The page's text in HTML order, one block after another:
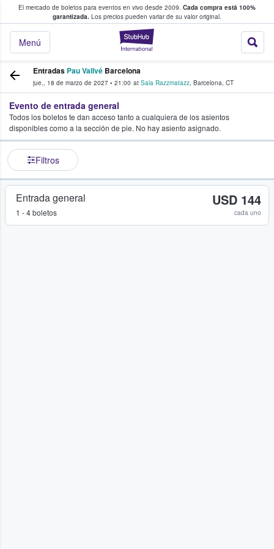
El mercado de boletos para eventos en vivo desde 2009. Cada compra está 100%
garantizada. Los precios pueden variar de su valor original.
StubHub: donde
Menú
fans compran y venden boletos
Entradas Pau Vallvé Barcelona
jue., 18 de marzo de 2027 • 21:00 at Sala Razzmatazz, Barcelona, CT
Evento de entrada general
Todos los boletos te dan acceso tanto a cualquiera de los asientos
disponibles como a la sección de pie. No hay asiento asignado.
Filtros
Entrada general
1 - 4 boletos
USD 144
cada uno